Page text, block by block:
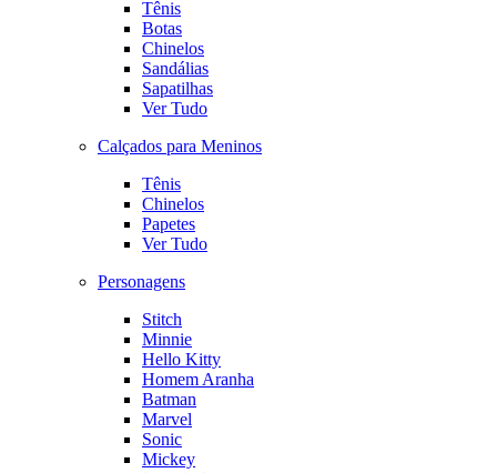
Tênis
Botas
Chinelos
Sandálias
Sapatilhas
Ver Tudo
Calçados para Meninos
Tênis
Chinelos
Papetes
Ver Tudo
Personagens
Stitch
Minnie
Hello Kitty
Homem Aranha
Batman
Marvel
Sonic
Mickey